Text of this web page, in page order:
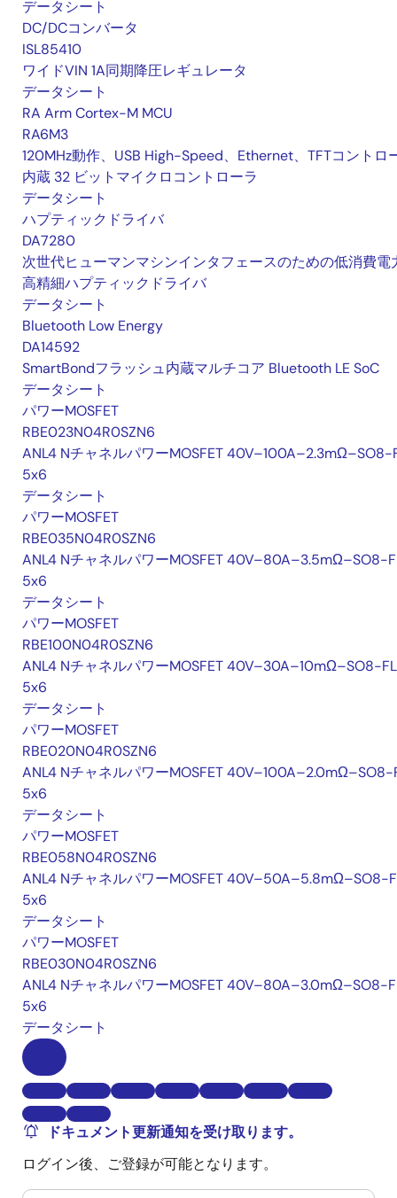
データシート
DC/DCコンバータ
ISL85410
ワイドVIN 1A同期降圧レギュレータ
データシート
RA Arm Cortex-M MCU
RA6M3
120MHz動作、USB High-Speed、Ethernet、TFTコントロ
内蔵 32 ビットマイクロコントローラ
データシート
ハプティックドライバ
DA7280
次世代ヒューマンマシンインタフェースのための低消費電
高精細ハプティックドライバ
データシート
Bluetooth Low Energy
DA14592
SmartBondフラッシュ内蔵マルチコア Bluetooth LE SoC
データシート
パワーMOSFET
RBE023N04R0SZN6
ANL4 NチャネルパワーMOSFET 40V–100A–2.3mΩ–SO8-
5x6
データシート
パワーMOSFET
RBE035N04R0SZN6
ANL4 NチャネルパワーMOSFET 40V–80A–3.5mΩ–SO8-
5x6
データシート
パワーMOSFET
RBE100N04R0SZN6
ANL4 NチャネルパワーMOSFET 40V–30A–10mΩ–SO8-FL
5x6
データシート
パワーMOSFET
RBE020N04R0SZN6
ANL4 NチャネルパワーMOSFET 40V–100A–2.0mΩ–SO8-
5x6
データシート
パワーMOSFET
RBE058N04R0SZN6
ANL4 NチャネルパワーMOSFET 40V–50A–5.8mΩ–SO8-
5x6
データシート
パワーMOSFET
RBE030N04R0SZN6
ANL4 NチャネルパワーMOSFET 40V–80A–3.0mΩ–SO8-
5x6
データシート
ドキュメント更新通知を受け取ります。
ログイン後、ご登録が可能となります。